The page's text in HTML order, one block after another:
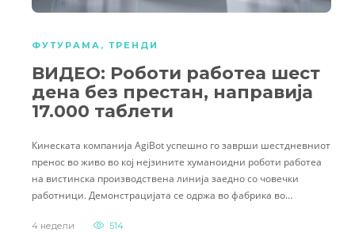
ФУТУРАМА , ТРЕНДИ
ВИДЕО: Роботи работеа шест
дена без престан, направија
17.000 таблети
Кинеската компанија AgiBot успешно го заврши шестдневниот
пренос во живо во кој нејзините хуманоидни роботи работеа
на вистинска производствена линија заедно со човечки
работници. Демонстрацијата се одржа во фабрика во…
4 недели 514